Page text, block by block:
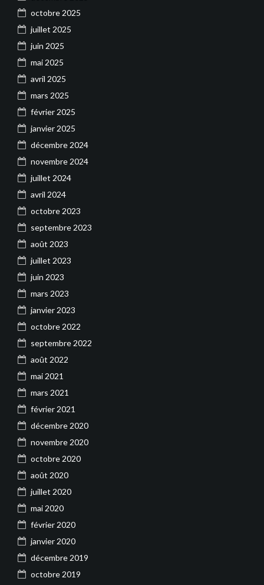
octobre 2025
juillet 2025
juin 2025
mai 2025
avril 2025
mars 2025
février 2025
janvier 2025
décembre 2024
novembre 2024
juillet 2024
avril 2024
octobre 2023
septembre 2023
août 2023
juillet 2023
juin 2023
mars 2023
janvier 2023
octobre 2022
septembre 2022
août 2022
mai 2021
mars 2021
février 2021
décembre 2020
novembre 2020
octobre 2020
août 2020
juillet 2020
mai 2020
février 2020
janvier 2020
décembre 2019
octobre 2019